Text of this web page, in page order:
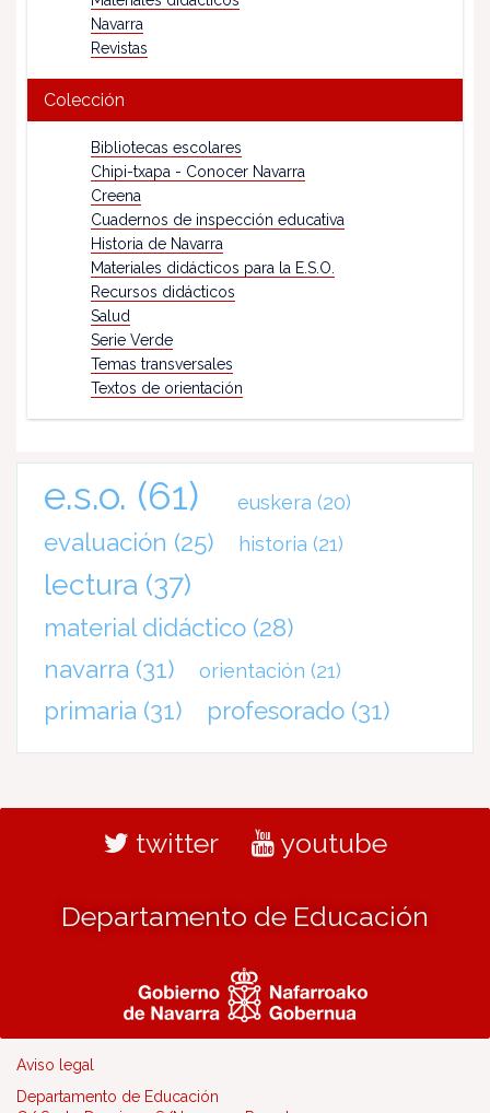
Navarra
Revistas
Colección
Bibliotecas escolares
Chipi-txapa - Conocer Navarra
Creena
Cuadernos de inspección educativa
Historia de Navarra
Materiales didácticos para la E.S.O.
Recursos didácticos
Salud
Serie Verde
Temas transversales
Textos de orientación
e.s.o. (61) euskera (20)
evaluación (25) historia (21)
lectura (37)
material didáctico (28)
navarra (31) orientación (21)
primaria (31) profesorado (31)
twitter youtube
Departamento de Educación
Aviso legal
Departamento de Educación